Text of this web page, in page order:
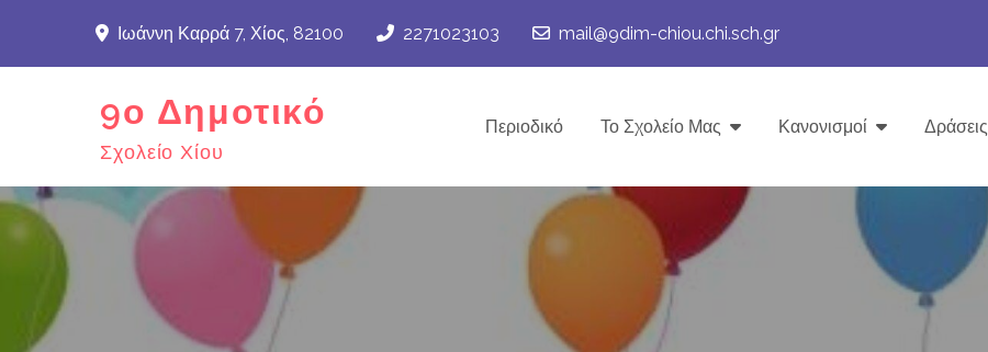
Ιωάννη Καρρά 7, Χίος, 82100 2271023103 mail@9dim-chiou.chi.sch.gr
9ο Δημοτικό
Σχολείο Χίου
Περιοδικό Το Σχολείο Μας Κανονισμοί Δράσεις